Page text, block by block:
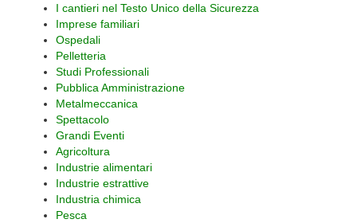
I cantieri nel Testo Unico della Sicurezza
Imprese familiari
Ospedali
Pelletteria
Studi Professionali
Pubblica Amministrazione
Metalmeccanica
Spettacolo
Grandi Eventi
Agricoltura
Industrie alimentari
Industrie estrattive
Industria chimica
Pesca